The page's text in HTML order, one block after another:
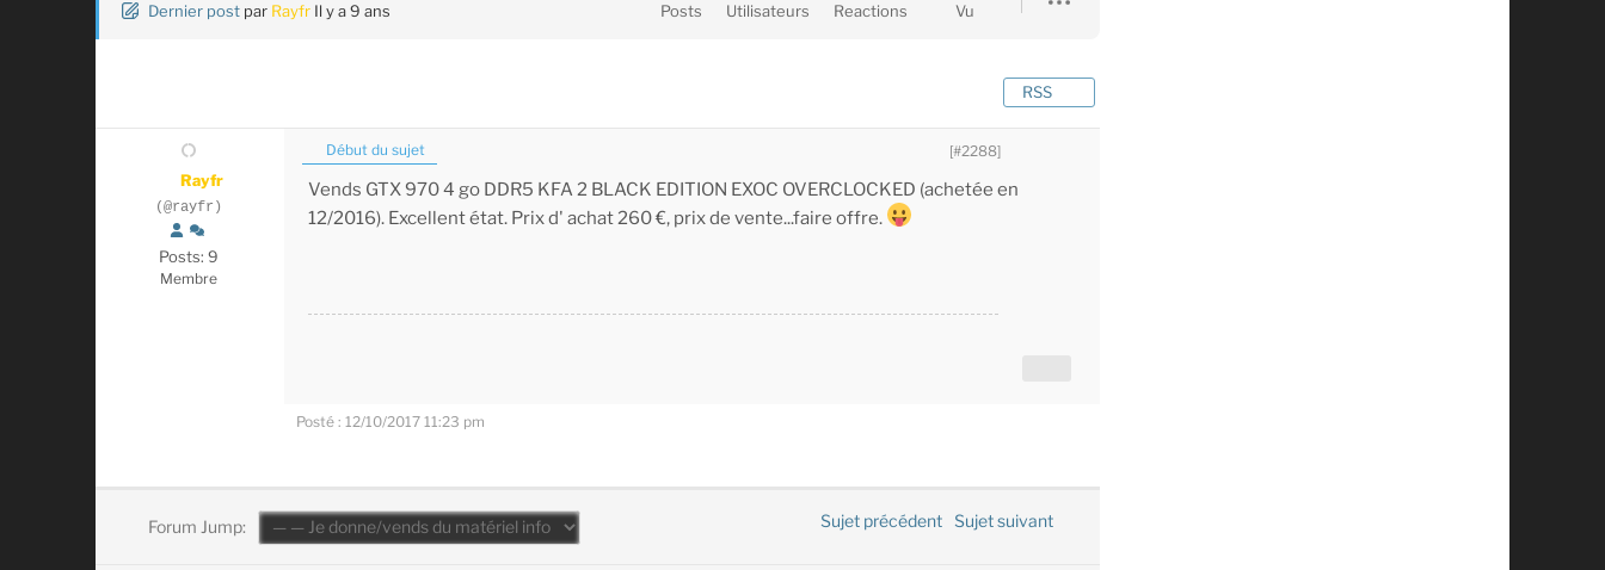
Dernier post par Rayfr Il y a 9 ans Posts Utilisateurs Reactions Vu
RSS
Rayfr
(@rayfr)
Posts: 9
Membre
Début du sujet [#2288]
Vends GTX 970 4 go DDR5 KFA 2 BLACK EDITION EXOC OVERCLOCKED (achetée en
12/2016). Excellent état. Prix d' achat 260 €, prix de vente...faire offre.
Posté : 12/10/2017 11:23 pm
Forum Jump: Sujet précédent Sujet suivant